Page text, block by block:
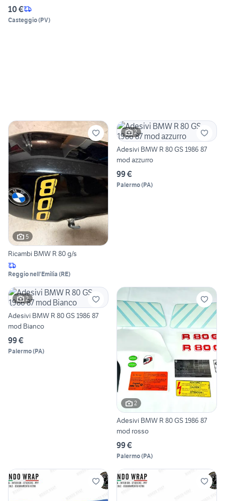
10 €
Casteggio(PV)
5
Ricambi BMW R 80 g/s
Reggio nell'Emilia (RE)
2
Adesivi BMW R 80 GS 1986 87
mod azzurro
99 €
Palermo(PA)
2
Adesivi BMW R 80 GS 1986 87
mod Bianco
99 €
Palermo(PA)
2
Adesivi BMW R 80 GS 1986 87
mod rosso
99 €
Palermo(PA)